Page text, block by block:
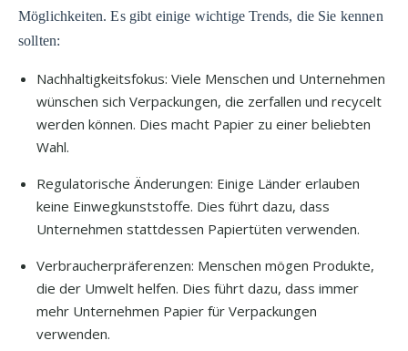
Möglichkeiten. Es gibt einige wichtige Trends, die Sie kennen
sollten:
Nachhaltigkeitsfokus: Viele Menschen und Unternehmen
wünschen sich Verpackungen, die zerfallen und recycelt
werden können. Dies macht Papier zu einer beliebten
Wahl.
Regulatorische Änderungen: Einige Länder erlauben
keine Einwegkunststoffe. Dies führt dazu, dass
Unternehmen stattdessen Papiertüten verwenden.
Verbraucherpräferenzen: Menschen mögen Produkte,
die der Umwelt helfen. Dies führt dazu, dass immer
mehr Unternehmen Papier für Verpackungen
verwenden.